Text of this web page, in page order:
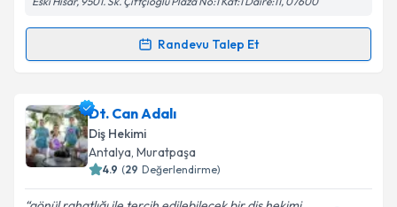
Kişisel verilerimin işlenmesine ilişkinAydınlatma
Metni'ni okudum ve kişisel verilerimin belirtilen
kapsamda işlenmesini kabul ediyorum.
Randevu Talep Et
Randevu Takvimi Talebi
Dt. Hamza Eroliçin randevu takvimi talebi oluşturun.
Size bu uzmandan randevu almanız için bir takvim
hazırlandığında e-posta ile bilgilendireceğiz.
Dt. Can Adalı
Diş Hekimi
Antalya, Muratpaşa
4.9 (29 Değerlendirme)